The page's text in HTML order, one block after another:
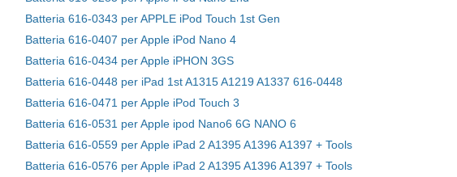
Batteria 616-0343 per APPLE iPod Touch 1st Gen
Batteria 616-0407 per Apple iPod Nano 4
Batteria 616-0434 per Apple iPHON 3GS
Batteria 616-0448 per iPad 1st A1315 A1219 A1337 616-0448
Batteria 616-0471 per Apple iPod Touch 3
Batteria 616-0531 per Apple ipod Nano6 6G NANO 6
Batteria 616-0559 per Apple iPad 2 A1395 A1396 A1397 + Tools
Batteria 616-0576 per Apple iPad 2 A1395 A1396 A1397 + Tools